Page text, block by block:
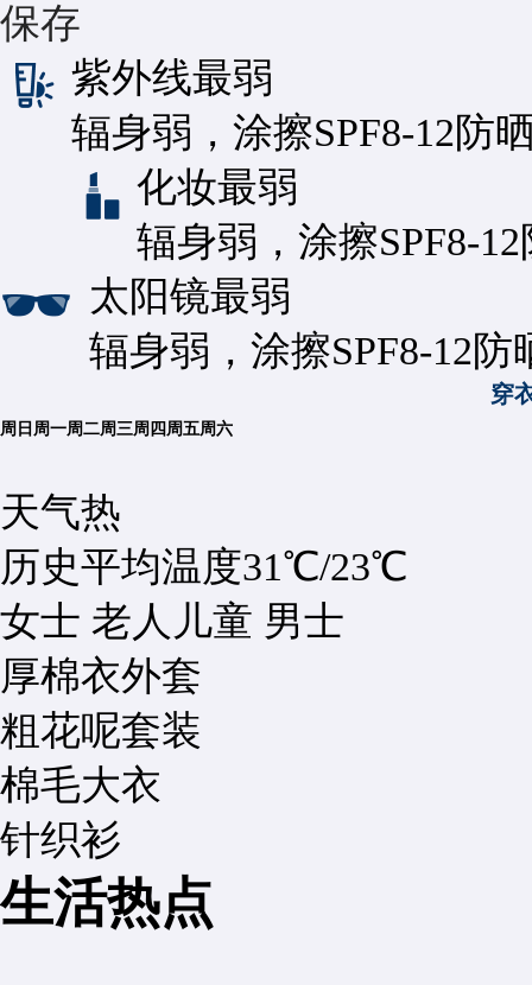
保存
紫外线最弱
辐身弱，涂擦SPF8-12防
化妆最弱
辐身弱，涂擦SPF8-
太阳镜最弱
辐身弱，涂擦SPF8-12防
穿
周日 周一周二周三周四 周五周六
天气热
历史平均温度31℃/23℃
女士 老人 儿童 男士
厚棉衣外套
粗花呢套装
棉毛大衣
针织衫
生活热点